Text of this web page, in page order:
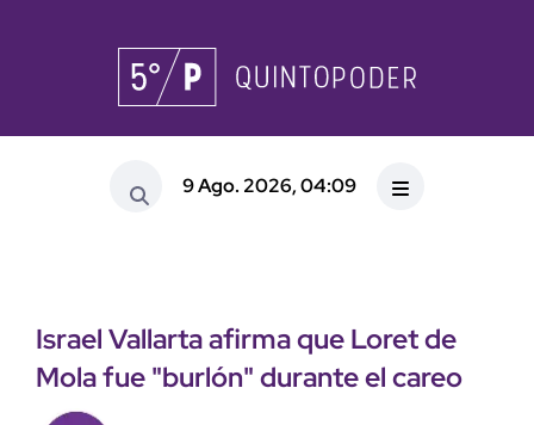
9 Ago. 2026, 04:09
Israel Vallarta afirma que Loret de
Mola fue "burlón" durante el careo